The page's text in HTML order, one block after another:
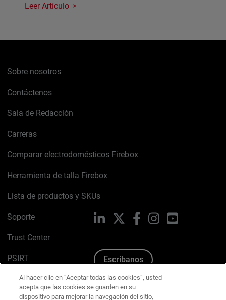
Leer Artículo
Sobre nosotros
Contáctenos
Sala de Redacción
Carreras
Comparar electrodomésticos Firebox
Herramienta de talla Firebox
Lista de productos y SKUs
Soporte
Trust Center
PSIRT
Política de cookies
LinkedIn FacebookInstagramYouTube
Escríbanos
Al hacer clic en “Aceptar todas las cookies”, usted
acepta que las cookies se guarden en su
dispositivo para mejorar la navegación del sitio,